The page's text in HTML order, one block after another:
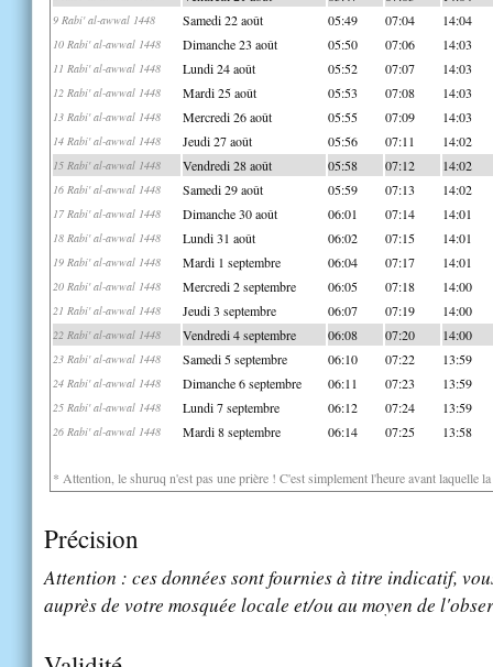
9 Rabi' al-awwal 1448 Samedi 22 août 05:49 07:04 14:04
10 Rabi' al-awwal 1448 Dimanche 23 août 05:50 07:06 14:03
11 Rabi' al-awwal 1448 Lundi 24 août 05:52 07:07 14:03
12 Rabi' al-awwal 1448 Mardi 25 août 05:53 07:08 14:03
13 Rabi' al-awwal 1448 Mercredi 26 août 05:55 07:09 14:03
14 Rabi' al-awwal 1448 Jeudi 27 août 05:56 07:11 14:02
15 Rabi' al-awwal 1448 Vendredi 28 août 05:58 07:12 14:02
16 Rabi' al-awwal 1448 Samedi 29 août 05:59 07:13 14:02
17 Rabi' al-awwal 1448 Dimanche 30 août 06:01 07:14 14:01
18 Rabi' al-awwal 1448 Lundi 31 août 06:02 07:15 14:01
19 Rabi' al-awwal 1448 Mardi 1 septembre 06:04 07:17 14:01
20 Rabi' al-awwal 1448 Mercredi 2 septembre 06:05 07:18 14:00
21 Rabi' al-awwal 1448 Jeudi 3 septembre 06:07 07:19 14:00
22 Rabi' al-awwal 1448 Vendredi 4 septembre 06:08 07:20 14:00
23 Rabi' al-awwal 1448 Samedi 5 septembre 06:10 07:22 13:59
24 Rabi' al-awwal 1448 Dimanche 6 septembre 06:11 07:23 13:59
25 Rabi' al-awwal 1448 Lundi 7 septembre 06:12 07:24 13:59
26 Rabi' al-awwal 1448 Mardi 8 septembre 06:14 07:25 13:58
* Attention, le shuruq n'est pas une prière ! C'est simplement l'heure avant laquelle
Précision
Attention : ces données sont fournies à titre indicatif,
auprès de votre mosquée locale et/ou au moyen de